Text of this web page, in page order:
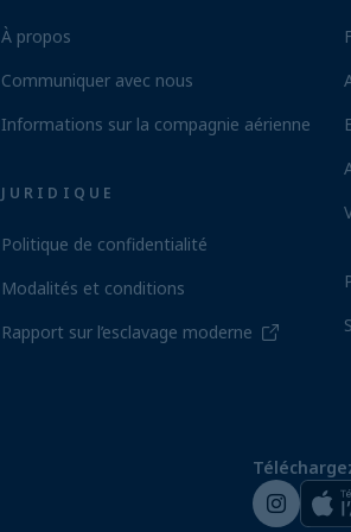
À propos
Communiquer avec nous
Informations sur la compagnie aérienne
JURIDIQUE
Politique de confidentialité
Modalités et conditions
Rapport sur l’esclavage moderne